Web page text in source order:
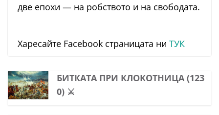
две епохи — на робството и на свободата.
Харесайте Facebook страницата ни ТУК
БИТКАТА ПРИ КЛОКОТНИЦА (123
0) ⚔️